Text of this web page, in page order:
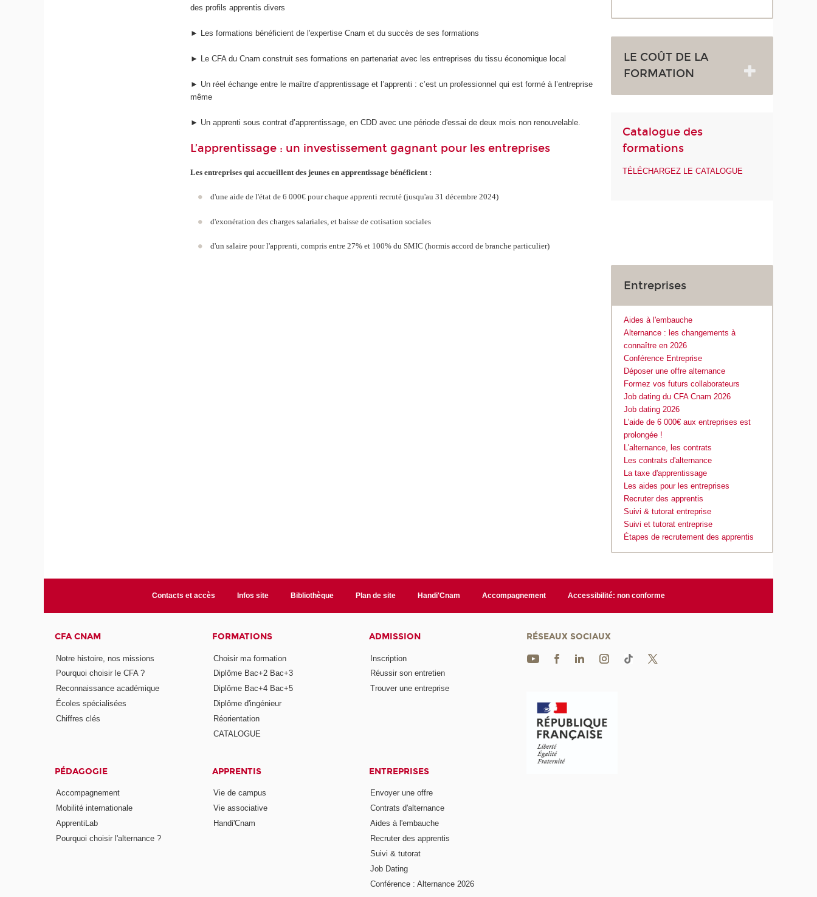
des profils apprentis divers
► Les formations bénéficient de l'expertise Cnam et du succès de ses formations
► Le CFA du Cnam construit ses formations en partenariat avec les entreprises du tissu économique local
► Un réel échange entre le maître d’apprentissage et l’apprenti : c’est un professionnel qui est formé à l’entreprise
même
► Un apprenti sous contrat d’apprentissage, en CDD avec une période d'essai de deux mois non renouvelable.
L’apprentissage : un investissement gagnant pour les entreprises
Les entreprises qui accueillent des jeunes en apprentissage bénéficient :
d'une aide de l'état de 6 000€ pour chaque apprenti recruté (jusqu'au 31 décembre 2024)
d'exonération des charges salariales, et baisse de cotisation sociales
d'un salaire pour l'apprenti, compris entre 27% et 100% du SMIC (hormis accord de branche particulier)
LE COÛT DE LA
FORMATION
Catalogue des
formations
TÉLÉCHARGEZ LE CATALOGUE
Entreprises
Aides à l'embauche
Alternance : les changements à
connaître en 2026
Conférence Entreprise
Déposer une offre alternance
Formez vos futurs collaborateurs
Job dating du CFA Cnam 2026
Job dating 2026
L'aide de 6 000€ aux entreprises est
prolongée !
L'alternance, les contrats
Les contrats d'alternance
La taxe d'apprentissage
Les aides pour les entreprises
Recruter des apprentis
Suivi & tutorat entreprise
Suivi et tutorat entreprise
Étapes de recrutement des apprentis
Contacts et accès Infos site Bibliothèque Plan de site Handi'Cnam Accompagnement Accessibilité: non conforme
CFA CNAM
Notre histoire, nos missions
Pourquoi choisir le CFA ?
Reconnaissance académique
Écoles spécialisées
Chiffres clés
FORMATIONS
Choisir ma formation
Diplôme Bac+2 Bac+3
Diplôme Bac+4 Bac+5
Diplôme d'ingénieur
Réorientation
CATALOGUE
ADMISSION
Inscription
Réussir son entretien
Trouver une entreprise
PÉDAGOGIE
Accompagnement
Mobilité internationale
ApprentiLab
Pourquoi choisir l'alternance ?
APPRENTIS
Vie de campus
Vie associative
Handi'Cnam
ENTREPRISES
Envoyer une offre
Contrats d'alternance
Aides à l'embauche
Recruter des apprentis
Suivi & tutorat
Job Dating
Conférence : Alternance 2026
RÉSEAUX SOCIAUX